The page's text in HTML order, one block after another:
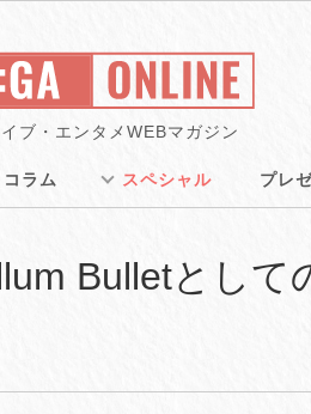
ブ・エンタメWEBマガジン
コラム スペシャル プレ
Bulletとして